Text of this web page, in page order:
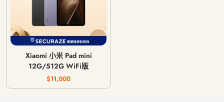
Xiaomi 小米 Pad mini
12G/512G WiFi版
$11,000